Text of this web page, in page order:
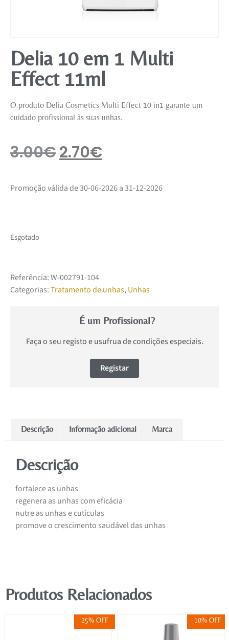
Delia 10 em 1 Multi
Effect 11ml
O produto Delia Cosmetics Multi Effect 10 in1 garante um
cuidado profissional às suas unhas.
3.00€2.70€
Promoção válida de 30-06-2026 a 31-12-2026
Esgotado
Referência:W-002791-104
Categorias:Tratamento de unhas, Unhas
É um Profissional?
Faça o seu registo e usufrua de condições especiais.
Registar
Descrição Informação adicional Marca
Descrição
fortalece as unhas
regenera as unhas com eficácia
nutre as unhas e cutículas
promove o crescimento saudável das unhas
Produtos Relacionados
25% OFF 10% OFF